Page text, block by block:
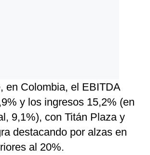
en Colombia, el EBITDA
y los ingresos 15,2% (en
9,1%), con Titán Plaza y
destacando por alzas en
al 20%.